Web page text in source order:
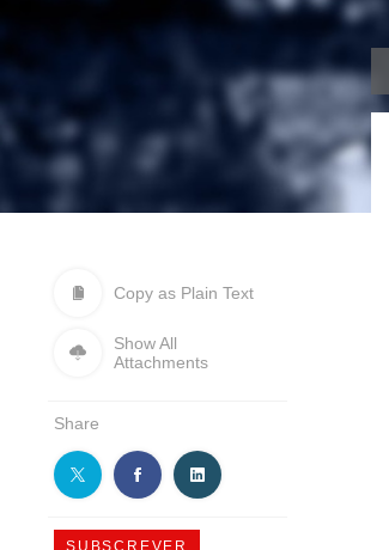
Copy as Plain Text
Show All
Attachments
Share
SUBSCREVER